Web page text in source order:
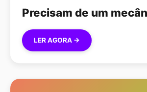
Precisam de um
LER AGORA →